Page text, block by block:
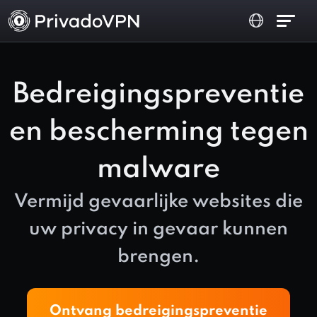
Bedreigingspreventie
en bescherming tegen
malware
Vermijd gevaarlijke websites die
uw privacy in gevaar kunnen
brengen.
Ontvang bedreigingspreventie